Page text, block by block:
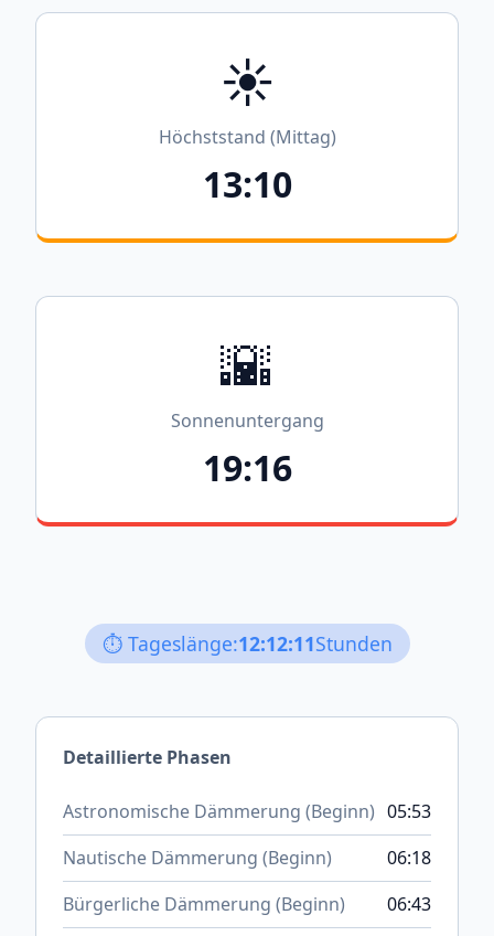
☀️
Höchststand (Mittag)
13:10
🌇
Sonnenuntergang
19:16
⏱️ Tageslänge:12:12:11Stunden
Detaillierte Phasen
Astronomische Dämmerung (Beginn) 05:53
Nautische Dämmerung (Beginn)
06:18
Bürgerliche Dämmerung (Beginn)
06:43